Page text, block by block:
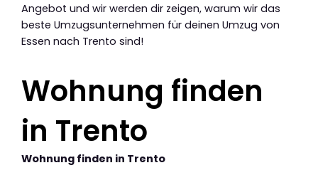
Angebot und wir werden dir zeigen, warum wir das
beste Umzugsunternehmen für deinen Umzug von
Essen nach Trento sind!
Wohnung finden
in Trento
Wohnung finden in Trento